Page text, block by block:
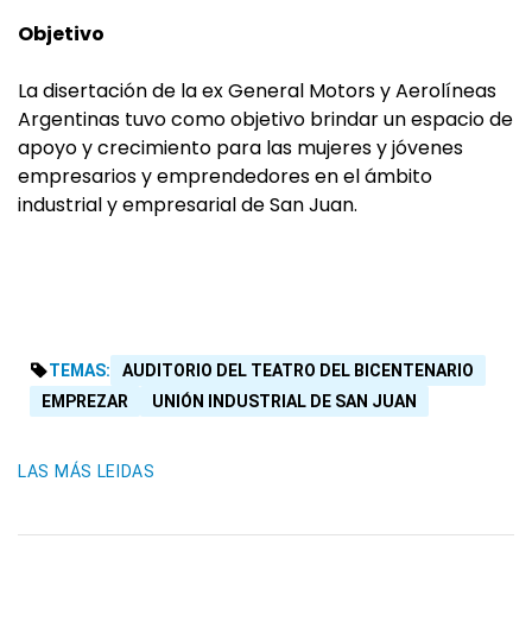
Objetivo
La disertación de la ex General Motors y Aerolíneas
Argentinas tuvo como objetivo brindar un espacio de
apoyo y crecimiento para las mujeres y jóvenes
empresarios y emprendedores en el ámbito
industrial y empresarial de San Juan.
TEMAS:
AUDITORIO DEL TEATRO DEL BICENTENARIO
EMPREZAR
UNIÓN INDUSTRIAL DE SAN JUAN
LAS MÁS LEIDAS